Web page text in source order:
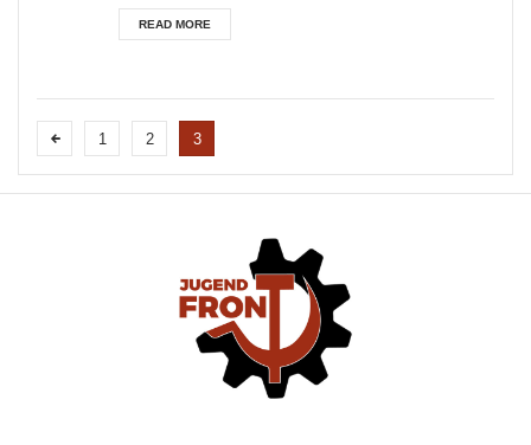
der Ukraine vergangen, der eine der Folgen
der tragischen Situation ist, die sich für die
Völker nach dem Sturz des Sozialismus und
READ MORE
1 2 3